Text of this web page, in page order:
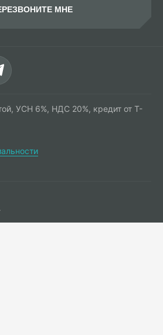
МНЕ
УСН 6%, НДС 20%, кредит от Т-